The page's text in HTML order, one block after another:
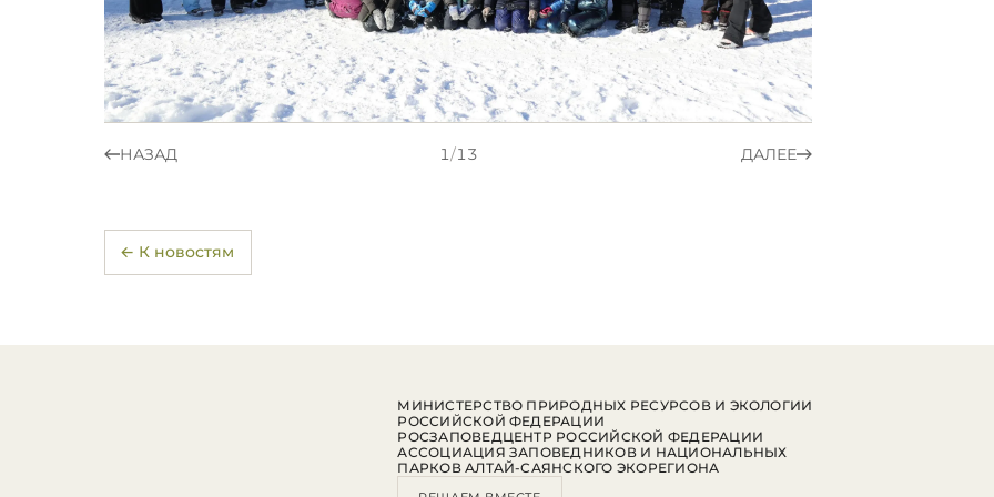
НАЗАД 1/13 ДАЛЕЕ
← К новостям
МИНИСТЕРСТВО ПРИРОДНЫХ РЕСУРСОВ И ЭКОЛОГИИ
РОССИЙСКОЙ ФЕДЕРАЦИИ
РОСЗАПОВЕДЦЕНТР РОССИЙСКОЙ ФЕДЕРАЦИИ
АССОЦИАЦИЯ ЗАПОВЕДНИКОВ И НАЦИОНАЛЬНЫХ
ПАРКОВ АЛТАЙ-САЯНСКОГО ЭКОРЕГИОНА